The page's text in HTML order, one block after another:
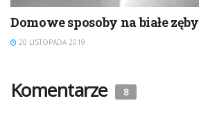
Domowe sposoby na białe zęby
20 LISTOPADA 2019
Komentarze 8